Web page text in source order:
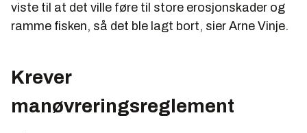
viste til at det ville føre til store erosjonskader og
ramme fisken, så det ble lagt bort, sier Arne Vinje.
Krever
manøvreringsreglement